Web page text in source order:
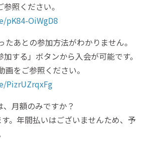
照ください。
OiWgD8
たあとの参加方法がわかりません。
する」ボタンから入会が可能です。
をご参照ください。
PizrUZrqxFg
月額のみですか？
。年間払いはございませんため、予